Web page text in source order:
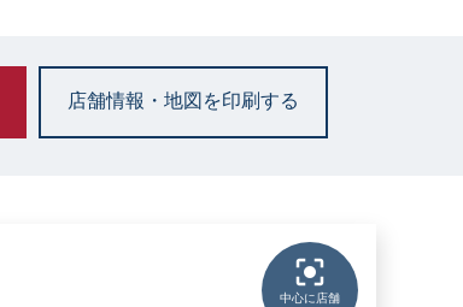
店舗情報・地図を印刷する
中心に店舗